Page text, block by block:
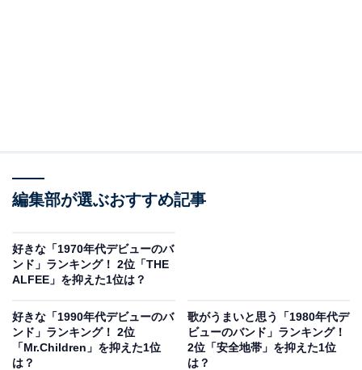
View this post on Instagram
編集部が選ぶおすすめ記事
好きな「1970年代デビューのバ
ンド」ランキング！ 2位「THE
ALFEE」を抑えた1位は？
好きな「1990年代デビューのバ
ンド」ランキング！ 2位
「Mr.Children」を抑えた1位
は？
歌がうまいと思う「1980年代デ
ビューのバンド」ランキング！
2位「安全地帯」を抑えた1位
は？